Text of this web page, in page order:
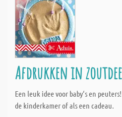
Afdrukken in
Een leuk idee voor baby‘s en
de kinderkamer of als een cadeau.